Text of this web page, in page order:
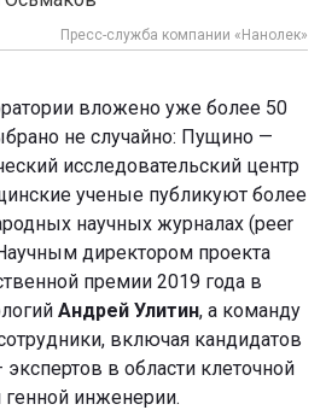
Пресс-служба компании «Нанолек»
вложено уже более 50
не случайно: Пущино —
исследовательский центр
ученые публикуют более
научных журналах (peer
директором проекта
премии 2019 года в
Андрей Улитин, а команду
включая кандидатов
в области клеточной
инженерии.